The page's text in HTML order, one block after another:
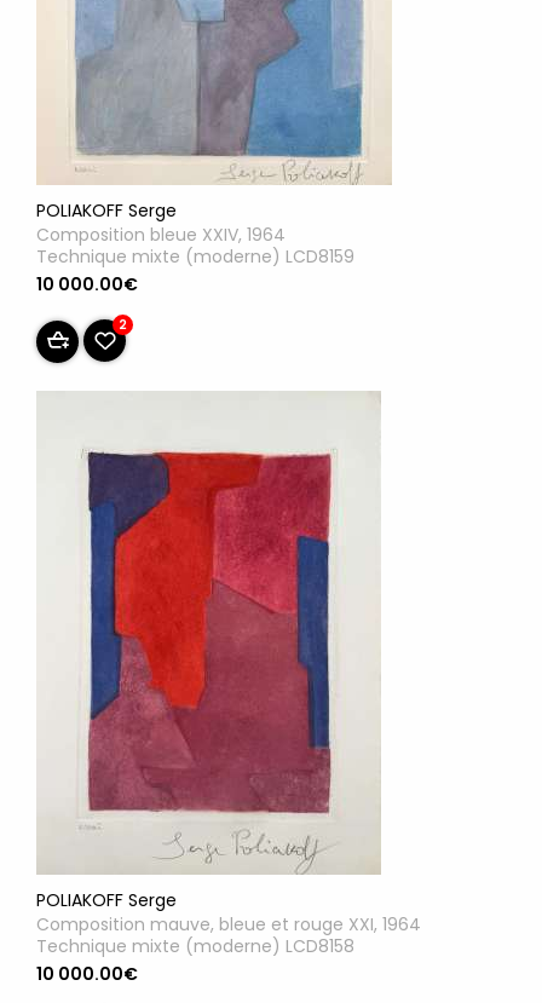
POLIAKOFF Serge
Composition bleue XXIV, 1964
Technique mixte (moderne) LCD8159
10 000.00€
2
POLIAKOFF Serge
Composition mauve, bleue et rouge XXI, 1964
Technique mixte (moderne) LCD8158
10 000.00€